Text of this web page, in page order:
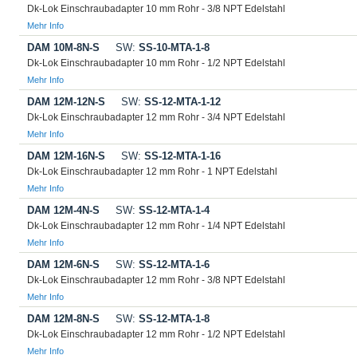
Dk-Lok Einschraubadapter 10 mm Rohr - 3/8 NPT Edelstahl
Mehr Info
DAM 10M-8N-S SW: SS-10-MTA-1-8
Dk-Lok Einschraubadapter 10 mm Rohr - 1/2 NPT Edelstahl
Mehr Info
DAM 12M-12N-S SW: SS-12-MTA-1-12
Dk-Lok Einschraubadapter 12 mm Rohr - 3/4 NPT Edelstahl
Mehr Info
DAM 12M-16N-S SW: SS-12-MTA-1-16
Dk-Lok Einschraubadapter 12 mm Rohr - 1 NPT Edelstahl
Mehr Info
DAM 12M-4N-S SW: SS-12-MTA-1-4
Dk-Lok Einschraubadapter 12 mm Rohr - 1/4 NPT Edelstahl
Mehr Info
DAM 12M-6N-S SW: SS-12-MTA-1-6
Dk-Lok Einschraubadapter 12 mm Rohr - 3/8 NPT Edelstahl
Mehr Info
DAM 12M-8N-S SW: SS-12-MTA-1-8
Dk-Lok Einschraubadapter 12 mm Rohr - 1/2 NPT Edelstahl
Mehr Info